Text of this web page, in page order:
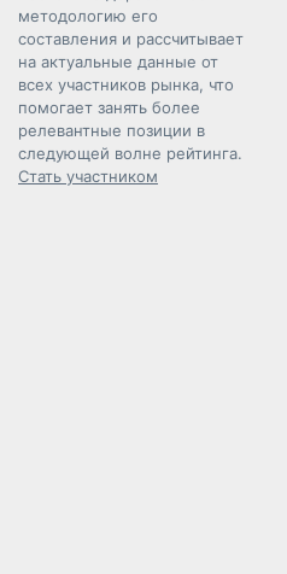
методологию его
составления и рассчитывает
на актуальные данные от
всех участников рынка, что
помогает занять более
релевантные позиции в
следующей волне рейтинга.
Стать участником